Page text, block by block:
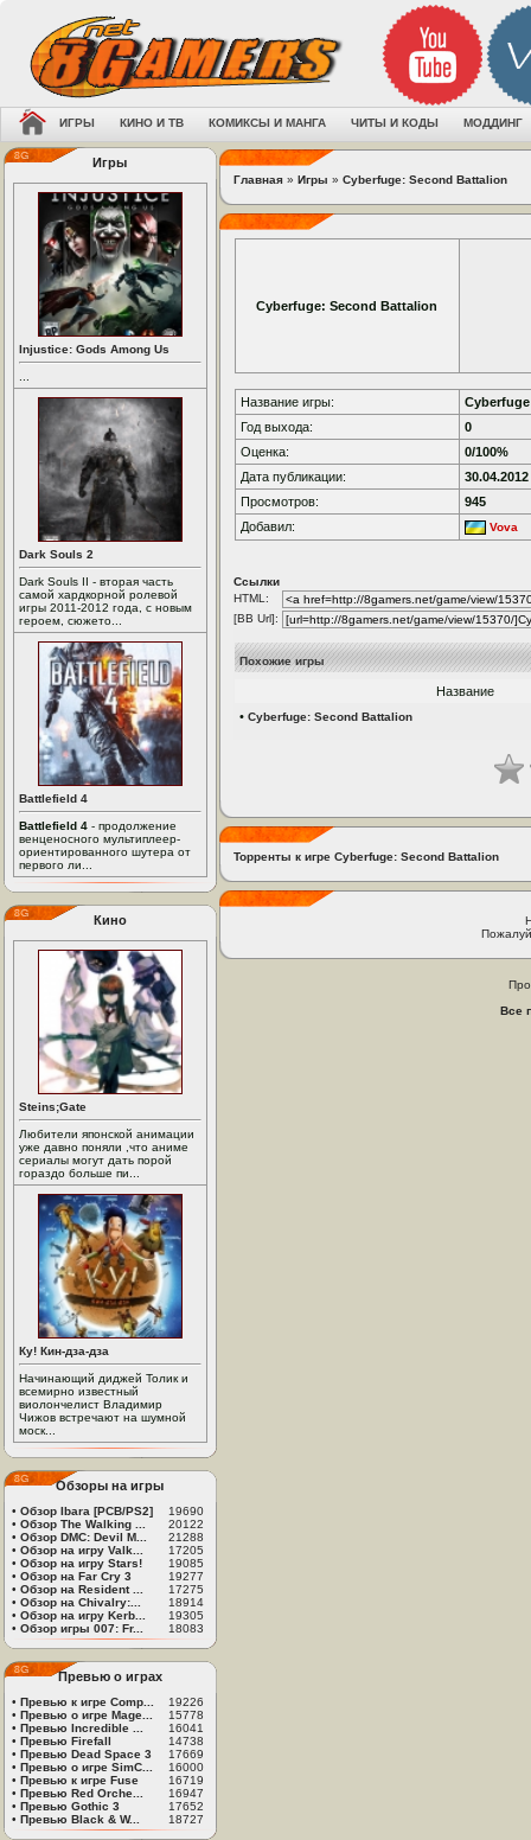
ИГРЫ КИНО И ТВ КОМИКСЫ И МАНГА ЧИТЫ И КОДЫ МОДДИНГ
Игры
Injustice: Gods Among Us
Dark Souls 2
Dark Souls II - вторая часть
самой хардкорной ролевой
игры 2011-2012 года, с новым
героем, сюжето...
Battlefield 4
Battlefield 4 - продолжение
венценосного мультиплеер-
ориентированного шутера от
первого ли...
Кино
Steins;Gate
Любители японской анимации
уже давно поняли ,что аниме
сериалы могут дать порой
гораздо больше пи...
Ку! Кин-дза-дза
Начинающий диджей Толик и
всемирно известный
виолончелист Владимир
Чижов встречают на шумной
моск...
Обзоры на игры
• Обзор Ibara [PCB/PS2]
19690
• Обзор The Walking ...
20122
• Обзор DMC: Devil M...
21288
• Обзор на игру Valk...
17205
• Обзор на игру Stars!
19085
• Обзор на Far Cry 3
19277
• Обзор на Resident ...
17275
• Обзор на Chivalry:...
18914
• Обзор на игру Kerb...
19305
• Обзор игры 007: Fr... 18083
Превью о играх
• Превью к игре Comp...
19226
• Превью о игре Mage...
15778
• Превью Incredible ...
16041
• Превью Firefall
14738
• Превью Dead Space 3
17669
• Превью о игре SimC...
16000
• Превью к игре Fuse
16719
• Превью Red Orche...
16947
• Превью Gothic 3
17652
• Превью Black & W... 18727
Главная » Игры » Cyberfuge: Second Battalion
Cyberfuge: Second Battalion
Название игры:
Год выхода:
0
Оценка:
0/100%
Дата публикации:
30.04.2012
Просмотров:
945
Добавил:
Vova
Ссылки
HTML:
[BB Url]:
Похожие игры
Название
• Cyberfuge: Second Battalion
Торренты к игре Cyberfuge: Second Battalion
Все